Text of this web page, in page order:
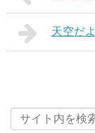
天空だ